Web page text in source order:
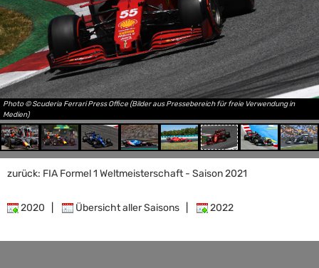
Photo © Scuderia Ferrari Press Office (Bilder aus Pressebereich für freie Verwendung in
Medien)
zurück: FIA Formel 1 Weltmeisterschaft - Saison 2021
2020 Übersicht aller Saisons 2022